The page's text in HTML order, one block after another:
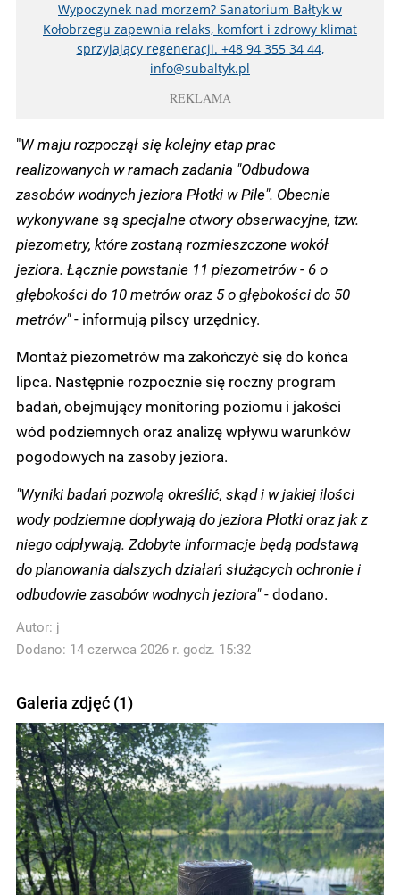
Wypoczynek nad morzem? Sanatorium Bałtyk w
Kołobrzegu zapewnia relaks, komfort i zdrowy klimat
sprzyjający regeneracji. +48 94 355 34 44,
info@subaltyk.pl
REKLAMA
"W maju rozpoczął się kolejny etap prac
realizowanych w ramach zadania "Odbudowa
zasobów wodnych jeziora Płotki w Pile". Obecnie
wykonywane są specjalne otwory obserwacyjne, tzw.
piezometry, które zostaną rozmieszczone wokół
jeziora. Łącznie powstanie 11 piezometrów - 6 o
głębokości do 10 metrów oraz 5 o głębokości do 50
metrów"- informują pilscy urzędnicy.
Montaż piezometrów ma zakończyć się do końca
lipca. Następnie rozpocznie się roczny program
badań, obejmujący monitoring poziomu i jakości
wód podziemnych oraz analizę wpływu warunków
pogodowych na zasoby jeziora.
"Wyniki badań pozwolą określić, skąd i w jakiej ilości
wody podziemne dopływają do jeziora Płotki oraz jak z
niego odpływają. Zdobyte informacje będą podstawą
do planowania dalszych działań służących ochronie i
odbudowie zasobów wodnych jeziora"- dodano.
Autor: j
Dodano: 14 czerwca 2026 r. godz. 15:32
Galeria zdjęć (1)